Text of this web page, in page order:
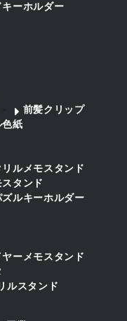
キーホルダー
前髪クリップ
色紙
リルメモスタンド
タンド
ルキーホルダー
ヤーメモスタンド
ルスタンド